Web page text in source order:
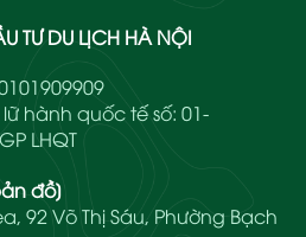
TƯ DU LỊCH HÀ NỘI
hành quốc tế số: 01-
LHQT
đồ]
92 Võ Thị Sáu, Phường Bạch